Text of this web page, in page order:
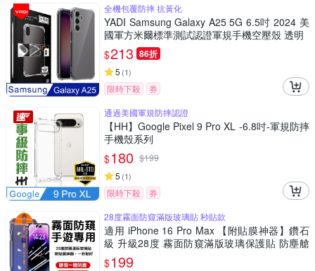
全機包覆防摔 抗黃化
YADI Samsung Galaxy A25 5G 6.5吋 2024 美
國軍方米爾標準測試認證軍規手機空壓殼 透明
$213 86折
5 (1)
限時下殺
券
通過美國軍規防摔認證
【HH】Google Pixel 9 Pro XL -6.8吋-軍規防摔
手機殼系列
$180 $199
5 (1)
限時下殺
券
28度霧面防窺滿版玻璃貼 秒貼款
適用 iPhone 16 Pro Max 【附貼膜神器】鑽石
級 升級28度 霧面防窺滿版玻璃保護貼 防塵艙
手遊專用 附貼膜神器 秒貼款
$199